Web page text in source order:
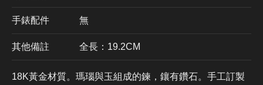
手錶配件 無
其他備註 全長：19.2CM
18K黃金材質。瑪瑙與玉組成的鍊，鑲有鑽石。手工訂製